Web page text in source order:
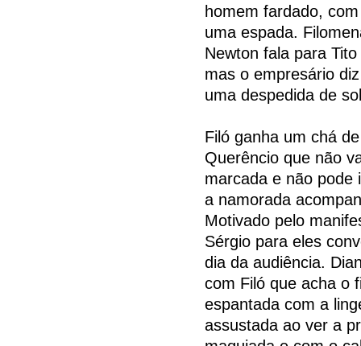
homem fardado,
uma espada.
Newton fala para
mas o empresário
uma despedida de
Filó ganha um chá
Querêncio que não
marcada e não pode
a namorada
Motivado pelo
Sérgio para eles
dia da audiência.
com Filó que acha o
espantada com a
assustada ao ver a